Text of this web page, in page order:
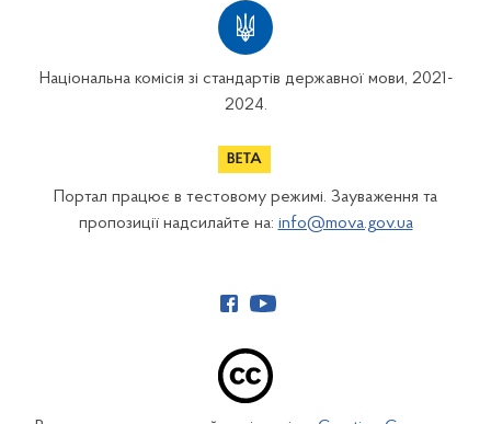
Національна комісія зі стандартів державної мови, 2021-
2024.
Портал працює в тестовому режимі. Зауваження та
пропозиції надсилайте на: info@mova.gov.ua